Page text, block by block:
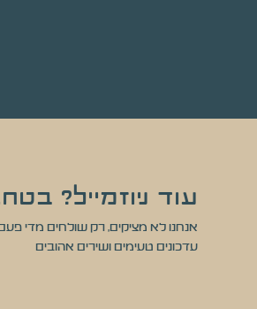
עוד ניוזמייל?
אנחנו לא מציקים, רק שולחים מדי
עדכונים טעימים ושירים אהובים